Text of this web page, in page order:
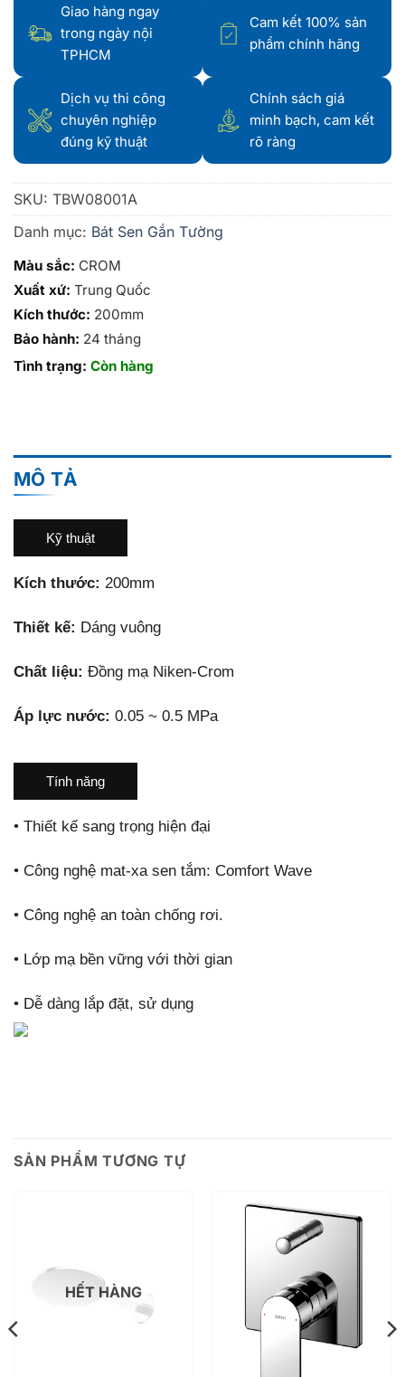
Giao hàng ngay
trong ngày nội
TPHCM
Cam kết 100% sản
phẩm chính hãng
Dịch vụ thi công
chuyên nghiệp
đúng kỹ thuật
Chính sách giá
minh bạch, cam kết
rõ ràng
SKU: TBW08001A
Danh mục: Bát Sen Gắn Tường
Màu sắc: CROM
Xuất xứ: Trung Quốc
Kích thước: 200mm
Bảo hành: 24 tháng
Tình trạng: Còn hàng
MÔ TẢ
Kỹ thuật
Kích thước: 200mm
Thiết kế: Dáng vuông
Chất liệu: Đồng mạ Niken-Crom
Áp lực nước: 0.05 ~ 0.5 MPa
Tính năng
•Thiết kế sang trọng hiện đại
•Công nghệ mat-xa sen tắm: Comfort Wave
•Công nghệ an toàn chống rơi.
•Lớp mạ bền vững với thời gian
•Dễ dàng lắp đặt, sử dụng
SẢN PHẨM TƯƠNG TỰ
HẾT HÀNG